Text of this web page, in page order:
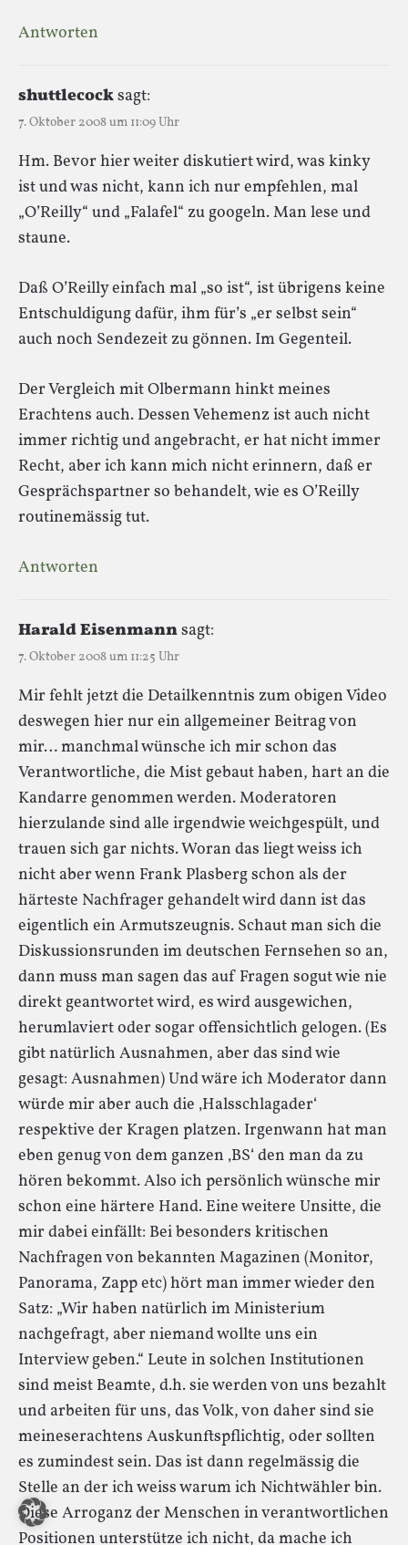
Antworten
shuttlecocksagt:
7. Oktober 2008 um 11:09 Uhr
Hm. Bevor hier weiter diskutiert wird, was kinky
ist und was nicht, kann ich nur empfehlen, mal
„O’Reilly“ und „Falafel“ zu googeln. Man lese und
staune.
Daß O’Reilly einfach mal „so ist“, ist übrigens keine
Entschuldigung dafür, ihm für’s „er selbst sein“
auch noch Sendezeit zu gönnen. Im Gegenteil.
Der Vergleich mit Olbermann hinkt meines
Erachtens auch. Dessen Vehemenz ist auch nicht
immer richtig und angebracht, er hat nicht immer
Recht, aber ich kann mich nicht erinnern, daß er
Gesprächspartner so behandelt, wie es O’Reilly
routinemässig tut.
Antworten
Harald Eisenmannsagt:
7. Oktober 2008 um 11:25 Uhr
Mir fehlt jetzt die Detailkenntnis zum obigen Video
deswegen hier nur ein allgemeiner Beitrag von
mir… manchmal wünsche ich mir schon das
Verantwortliche, die Mist gebaut haben, hart an die
Kandarre genommen werden. Moderatoren
hierzulande sind alle irgendwie weichgespült, und
trauen sich gar nichts. Woran das liegt weiss ich
nicht aber wenn Frank Plasberg schon als der
härteste Nachfrager gehandelt wird dann ist das
eigentlich ein Armutszeugnis. Schaut man sich die
Diskussionsrunden im deutschen Fernsehen so an,
dann muss man sagen das auf Fragen sogut wie nie
direkt geantwortet wird, es wird ausgewichen,
herumlaviert oder sogar offensichtlich gelogen. (Es
gibt natürlich Ausnahmen, aber das sind wie
gesagt: Ausnahmen) Und wäre ich Moderator dann
würde mir aber auch die ‚Halsschlagader‘
respektive der Kragen platzen. Irgenwann hat man
eben genug von dem ganzen ‚BS‘ den man da zu
hören bekommt. Also ich persönlich wünsche mir
schon eine härtere Hand. Eine weitere Unsitte, die
mir dabei einfällt: Bei besonders kritischen
Nachfragen von bekannten Magazinen (Monitor,
Panorama, Zapp etc) hört man immer wieder den
Satz: „Wir haben natürlich im Ministerium
nachgefragt, aber niemand wollte uns ein
Interview geben.“ Leute in solchen Institutionen
sind meist Beamte, d.h. sie werden von uns bezahlt
und arbeiten für uns, das Volk, von daher sind sie
meineserachtens Auskunftspflichtig, oder sollten
es zumindest sein. Das ist dann regelmässig die
Stelle an der ich weiss warum ich Nichtwähler bin.
Diese Arroganz der Menschen in verantwortlichen
Positionen unterstütze ich nicht, da mache ich